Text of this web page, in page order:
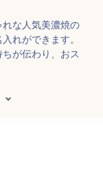
な人気美濃焼の
れができます。
が伝わり、おス